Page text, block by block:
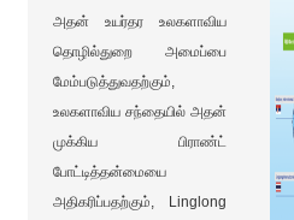
அதன் உயர்தர உலகளாவிய
தொழில்துறை அமைப்பை
மேம்படுத்துவதற்கும்,
உலகளாவிய சந்தையில் அதன்
முக்கிய பிராண்ட்
போட்டித்தன்மையை
அதிகரிப்பதற்கும், Linglong